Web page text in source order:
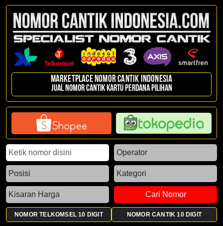
Marketplace Nomor Cantik Indonesia
Jual nomor cantik kartu perdana pilihan
Cari Nomor
NOMOR TELKOMSEL 10 DIGIT NOMOR CANTIK 10 DIGIT